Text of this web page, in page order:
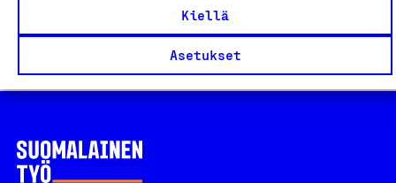
Kiellä
Asetukset